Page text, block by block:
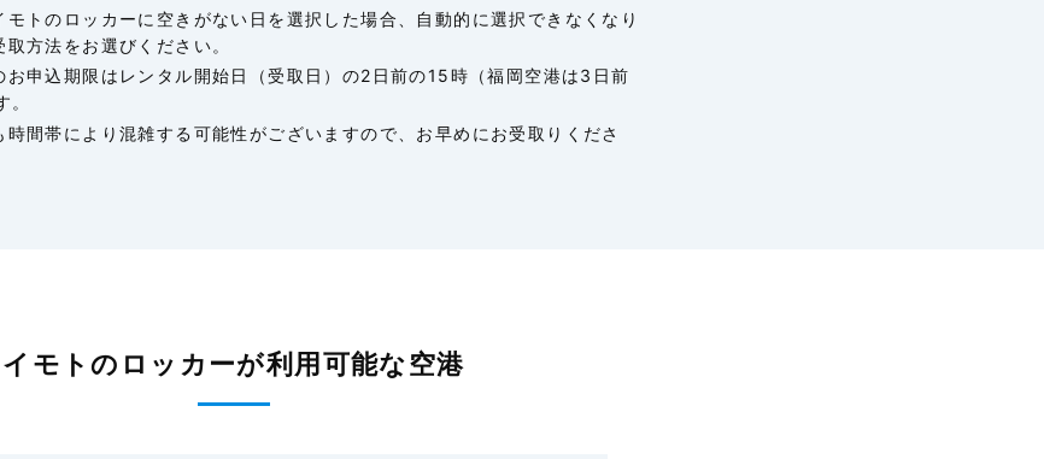
モトのロッカーに空きがない日を選択した場合、自動的に選択できなくなり
方法をお選びください。
お申込期限はレンタル開始日（受取日）の2日前の15時（福岡空港は3日前
時間帯により混雑する可能性がございますので、お早めにお受取りくださ
イモトのロッカーが利用可能な空港